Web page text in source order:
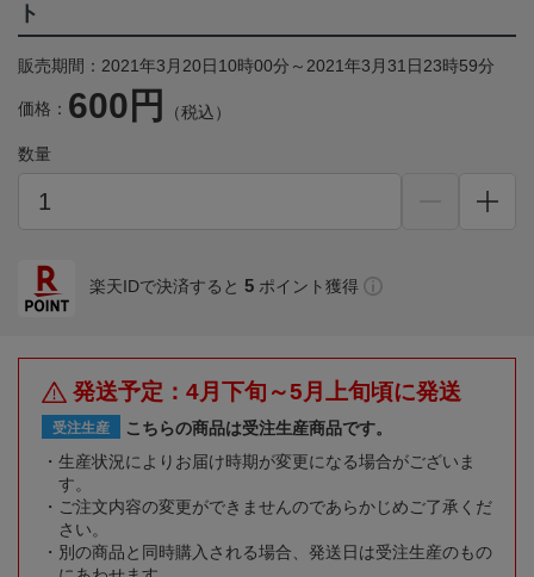
ト
販売期間：2021年3月20日10時00分～2021年3月31日23時59分
価格： 600円 （税込）
数量
楽天IDで決済すると 5 ポイント獲得
発送予定：4月下旬～5月上旬頃に発送
受注生産
こちらの商品は受注生産商品です。
生産状況によりお届け時期が変更になる場合がございま
す。
ご注文内容の変更ができませんのであらかじめご了承くだ
さい。
別の商品と同時購入される場合、発送日は受注生産のもの